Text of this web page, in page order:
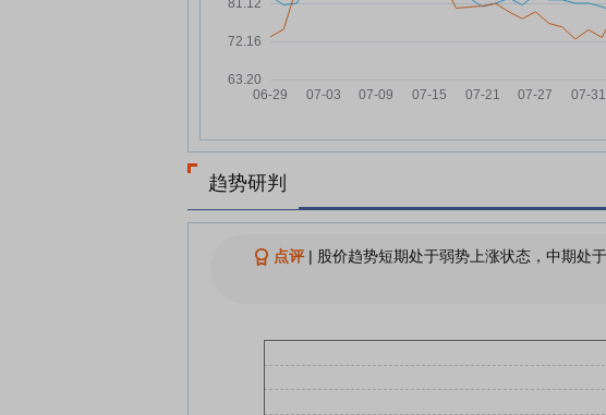
蓝晓科技7月24日快速反弹
蓝晓科技：融资净偿还82.81万
05-
04-
趋势研判
点评| 股价趋势短期处于弱势上涨状态，中期处